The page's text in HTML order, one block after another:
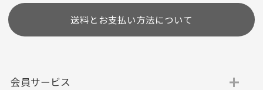
送料とお支払い方法について
会員サービス